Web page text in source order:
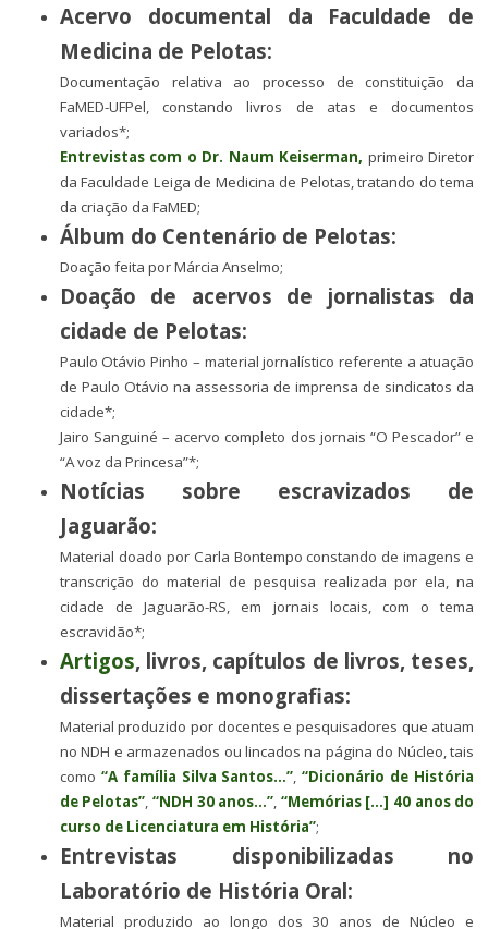
Acervo documental da Faculdade de
Medicina de Pelotas:
Documentação relativa ao processo de constituição da
FaMED-UFPel, constando livros de atas e documentos
variados*;
Entrevistas com o Dr. Naum Keiserman, primeiro Diretor
da Faculdade Leiga de Medicina de Pelotas, tratando do tema
da criação da FaMED;
Álbum do Centenário de Pelotas:
Doação feita por Márcia Anselmo;
Doação de acervos de jornalistas da
cidade de Pelotas:
Paulo Otávio Pinho – material jornalístico referente a atuação
de Paulo Otávio na assessoria de imprensa de sindicatos da
cidade*;
Jairo Sanguiné – acervo completo dos jornais “O Pescador” e
“A voz da Princesa”*;
Notícias sobre escravizados de
Jaguarão:
Material doado por Carla Bontempo constando de imagens e
transcrição do material de pesquisa realizada por ela, na
cidade de Jaguarão-RS, em jornais locais, com o tema
escravidão*;
Artigos, livros, capítulos de livros, teses,
dissertações e monografias:
Material produzido por docentes e pesquisadores que atuam
no NDH e armazenados ou lincados na página do Núcleo, tais
como “A família Silva Santos…”,“Dicionário de História
de Pelotas”,“NDH 30 anos…”, “Memórias […] 40 anos do
curso de Licenciatura em História”;
Entrevistas disponibilizadas no
Laboratório de História Oral:
Material produzido ao longo dos 30 anos de Núcleo e